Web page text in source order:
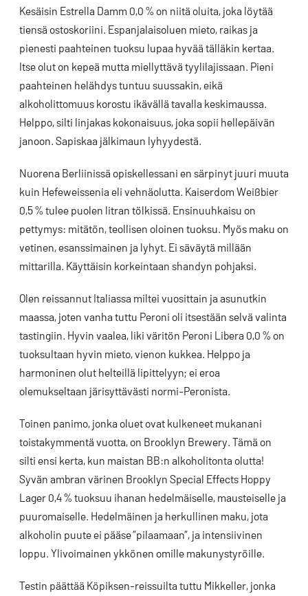
Kesäisin Estrella Damm 0,0 % on niitä oluita, joka löytää
tiensä ostoskoriini. Espanjalaisoluen mieto, raikas ja
pienesti paahteinen tuoksu lupaa hyvää tälläkin kertaa.
Itse olut on kepeä mutta miellyttävä tyylilajissaan. Pieni
paahteinen helähdys tuntuu suussakin, eikä
alkoholittomuus korostu ikävällä tavalla keskimaussa.
Helppo, silti linjakas kokonaisuus, joka sopii hellepäivän
janoon. Sapiskaa jälkimaun lyhyydestä.
Nuorena Berliinissä opiskellessani en särpinyt juuri muuta
kuin Hefeweissenia eli vehnäolutta. Kaiserdom Weißbier
0,5 % tulee puolen litran tölkissä. Ensinuuhkaisu on
pettymys: mitätön, teollisen oloinen tuoksu. Myös maku on
vetinen, esanssimainen ja lyhyt. Ei säväytä millään
mittarilla. Käyttäisin korkeintaan shandyn pohjaksi.
Olen reissannut Italiassa miltei vuosittain ja asunutkin
maassa, joten vanha tuttu Peroni oli itsestään selvä valinta
tastingiin. Hyvin vaalea, liki väritön Peroni Libera 0,0 % on
tuoksultaan hyvin mieto, vienon kukkea. Helppo ja
harmoninen olut helteillä lipittelyyn; ei eroa
olemukseltaan järisyttävästi normi-Peronista.
Toinen panimo, jonka oluet ovat kulkeneet mukanani
toistakymmentä vuotta, on Brooklyn Brewery. Tämä on
silti ensi kerta, kun maistan BB:n alkoholitonta olutta!
Syvän ambran värinen Brooklyn Special Effects Hoppy
Lager 0,4 % tuoksuu ihanan hedelmäiselle, mausteiselle ja
puuromaiselle. Hedelmäinen ja herkullinen maku, jota
alkoholin puute ei pääse ”pilaamaan”, ja intensiivinen
loppu. Ylivoimainen ykkönen omille makunystyröille.
Testin päättää Köpiksen-reissuilta tuttu Mikkeller, jonka